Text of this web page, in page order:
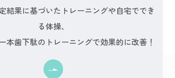
結果に基づいたトレーニングや自宅ででき
る体操、
本歯下駄のトレーニングで効果的に改善！